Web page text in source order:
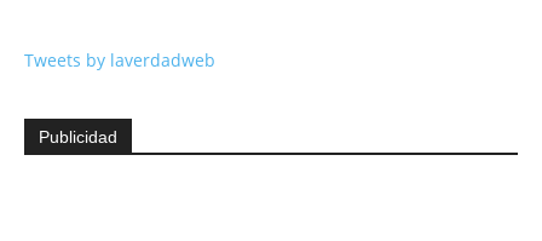
Tweets by laverdadweb
Publicidad